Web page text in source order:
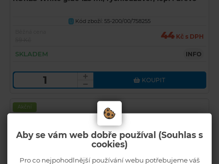
Aby se vám web dobře používal (Souhlas s
cookies)
Pro co nejpohodlnější používání webu potřebujeme váš
U
Kód zboží: 55-200/00/758255
44 Kč s DPH
SKLADEM INFO
KOUPIT
Akční